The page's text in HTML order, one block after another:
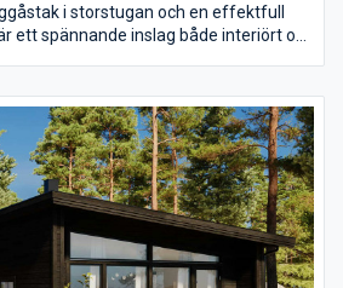
i storstugan och en effektfull
ett spännande inslag både interiört och
klädkammare och från entrén
kök med egen utgång till